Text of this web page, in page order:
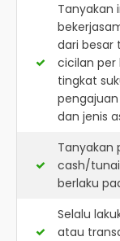
Tanyakan
dari besar
cicilan per
tingkat
dan jenis
Tanyakan
cash/
berlaku
Selalu
atau